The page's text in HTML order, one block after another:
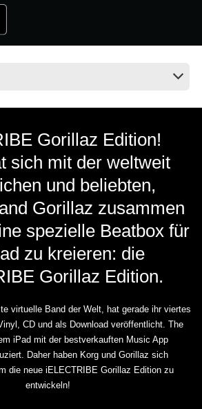
Gorillaz Edition!
sich mit der weltweit
und beliebten,
Gorillaz zusammen
spezielle Beatbox für
zu kreieren: die
Gorillaz Edition.
virtuelle Band der Welt, hat gerade ihr viertes
CD und als Download veröffentlicht. The
iPad mit der bestverkauften Music App
Daher haben Korg und Gorillaz sich
die neue iELECTRIBE Gorillaz Edition zu
entwickeln!